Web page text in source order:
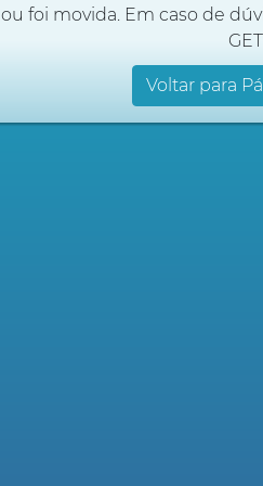
ou foi movida. Em caso de
Voltar para